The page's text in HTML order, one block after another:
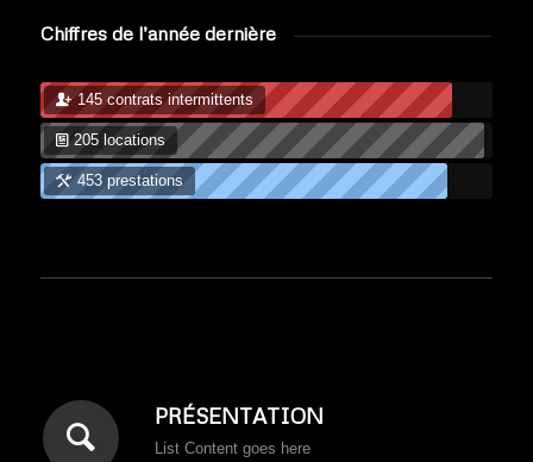
Chiffres de l’année dernière
145 contrats intermittents
205 locations
453 prestations
PRÉSENTATION
List Content goes here